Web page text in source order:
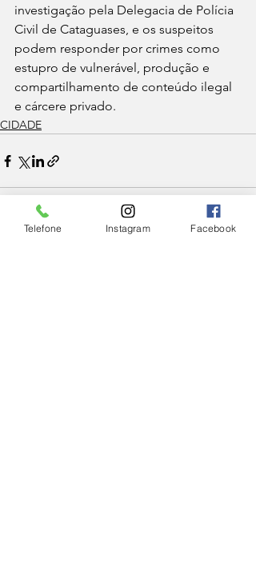
investigação pela Delegacia de Polícia
Civil de Cataguases, e os suspeitos
podem responder por crimes como
estupro de vulnerável, produção e
compartilhamento de conteúdo ilegal
e cárcere privado.
CIDADE
Telefone Instagram Facebook